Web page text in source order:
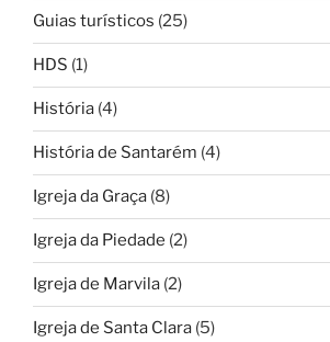
Guias turísticos (25)
HDS (1)
História (4)
História de Santarém (4)
Igreja da Graça (8)
Igreja da Piedade (2)
Igreja de Marvila (2)
Igreja de Santa Clara (5)